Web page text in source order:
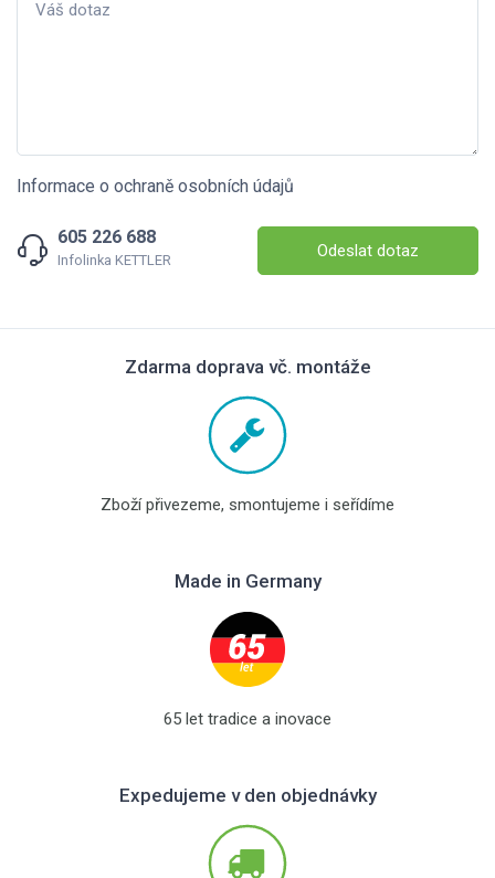
Informace o ochraně osobních údajů
605 226 688
Infolinka KETTLER Odeslat dotaz
Zdarma doprava vč. montáže
Zboží přivezeme, smontujeme i seřídíme
Made in Germany
65 let tradice a inovace
Expedujeme v den objednávky